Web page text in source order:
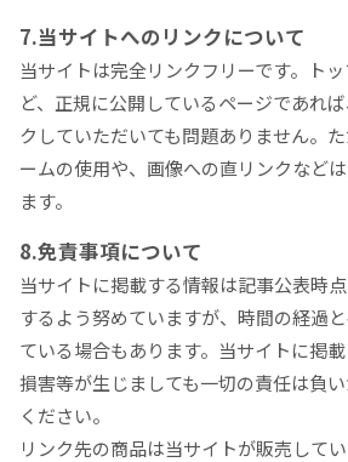
7.当サイトへのリンクについて
当サイトは完全リンクフリーです。ト
ど、正規に公開しているページであれ
クしていただいても問題ありません。
ームの使用や、画像への直リンクなど
ます。
8.免責事項について
当サイトに掲載する情報は記事公表時
するよう努めていますが、時間の経過
ている場合もあります。当サイトに掲
損害等が生じましても一切の責任は負
ください。
リンク先の商品は当サイトが販売して